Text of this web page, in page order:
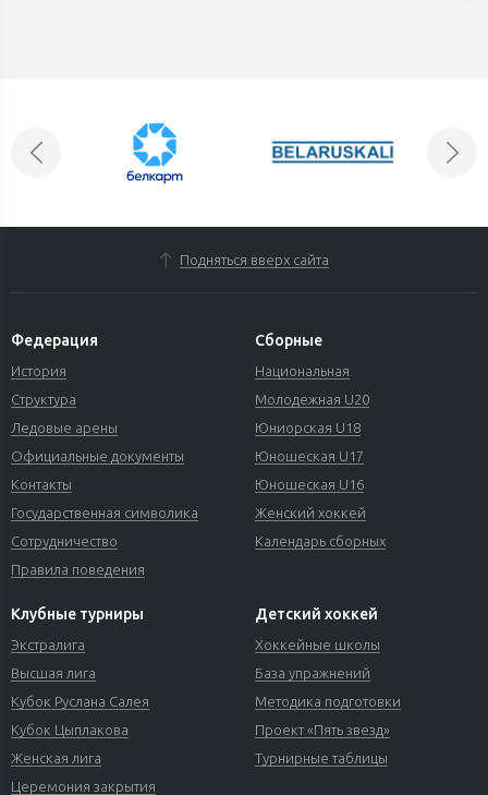
Подняться вверх сайта
Федерация
История
Структура
Ледовые арены
Официальные документы
Контакты
Государственная символика
Сотрудничество
Правила поведения
Сборные
Национальная
Молодежная U20
Юниорская U18
Юношеская U17
Юношеская U16
Женский хоккей
Календарь сборных
Клубные турниры
Экстралига
Высшая лига
Кубок Руслана Салея
Кубок Цыплакова
Женская лига
Церемония закрытия
Детский хоккей
Хоккейные школы
База упражнений
Методика подготовки
Проект «Пять звезд»
Турнирные таблицы